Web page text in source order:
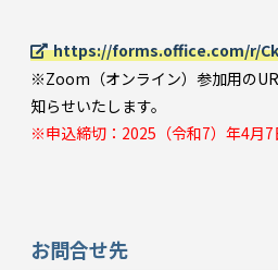
https://forms.office.com/r/
※Zoom（オンライン）参加用の
知らせいたします。
※申込締切：2025（令和7）年4月7
お問合せ先